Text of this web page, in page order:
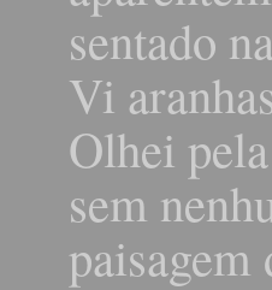
sentado
Vi
Olhei
sem
paisagem